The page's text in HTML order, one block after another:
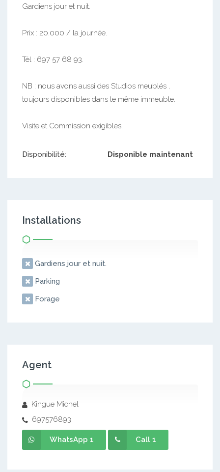
Gardiens jour et nuit.
Prix : 20.000 / la journée.
Tél : 697 57 68 93.
NB : nous avons aussi des Studios meublés ,
toujours disponibles dans le même immeuble.
Visite et Commission exigibles.
Disponibilité: Disponible maintenant
Installations
Gardiens jour et nuit.
Parking
Forage
Agent
Kingue Michel
697576893
WhatsApp 1 Call 1